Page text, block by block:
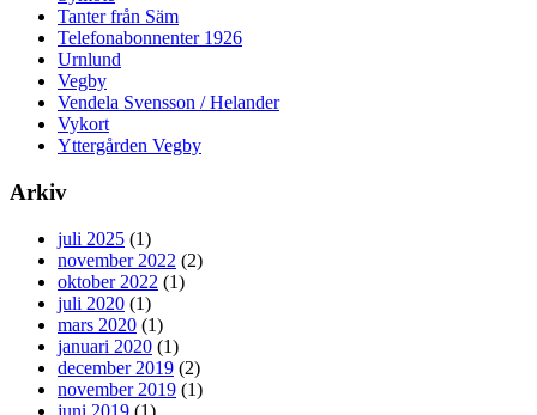
Tanter från Säm
Telefonabonnenter 1926
Urnlund
Vegby
Vendela Svensson / Helander
Vykort
Yttergården Vegby
Arkiv
juli 2025 (1)
november 2022 (2)
oktober 2022 (1)
juli 2020 (1)
mars 2020 (1)
januari 2020 (1)
december 2019 (2)
november 2019 (1)
juni 2019 (1)